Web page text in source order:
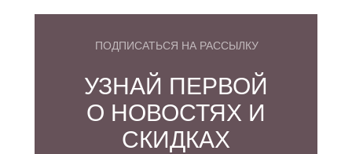
ПОДПИСАТЬСЯ НА РАССЫЛКУ
УЗНАЙ ПЕРВОЙ
О НОВОСТЯХ И
СКИДКАХ